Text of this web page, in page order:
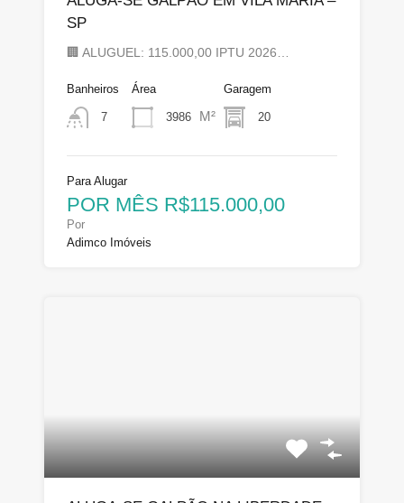
SP
🏢 ALUGUEL: 115.000,00 IPTU 2026…
Banheiros
7
Área
3986 M²
Garagem
20
Para Alugar
POR MÊS R$115.000,00
Por
Adimco Imóveis